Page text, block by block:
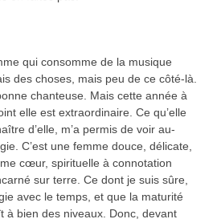
qui consomme de la musique
des choses, mais peu de ce côté-là.
chanteuse. Mais cette année à
elle est extraordinaire. Ce qu’elle
d’elle, m’a permis de voir au-
C’est une femme douce, délicate,
cœur, spirituelle à connotation
sur terre. Ce dont je suis sûre,
avec le temps, et que la maturité
à bien des niveaux. Donc, devant